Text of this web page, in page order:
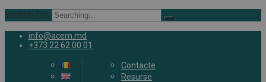
Search for:
info@acem.md
+373 22 62 00 01
Contacte
Resurse